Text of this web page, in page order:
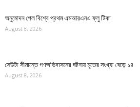
অনুমোদন পেল বিশ্বে প্রথম এমআরএনএ ফ্লু টিকা
August 8, 2026
সেউটা সীমান্তে গণঅভিবাসনের ঘটনায় মৃতের সংখ্যা বেড়ে ১৪
August 8, 2026